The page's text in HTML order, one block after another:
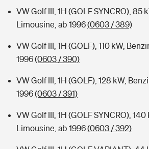
VW Golf III, 1H (GOLF SYNCRO), 85
Limousine, ab 1996(0603 / 389)
VW Golf III, 1H (GOLF), 110 kW,
1996(0603 / 390)
VW Golf III, 1H (GOLF), 128 kW,
1996(0603 / 391)
VW Golf III, 1H (GOLF SYNCRO), 140
Limousine, ab 1996(0603 / 392)